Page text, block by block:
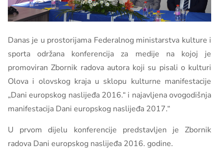
Danas je u prostorijama Federalnog ministarstva kulture i
sporta održana konferencija za medije na kojoj je
promoviran Zbornik radova autora koji su pisali o kulturi
Olova i olovskog kraja u sklopu kulturne manifestacije
„Dani europskog naslijeđa 2016.“ i najavljena ovogodišnja
manifestacija Dani europskog naslijeđa 2017.“
U prvom dijelu konferencije predstavljen je Zbornik
radova Dani europskog naslijeđa 2016. godine.